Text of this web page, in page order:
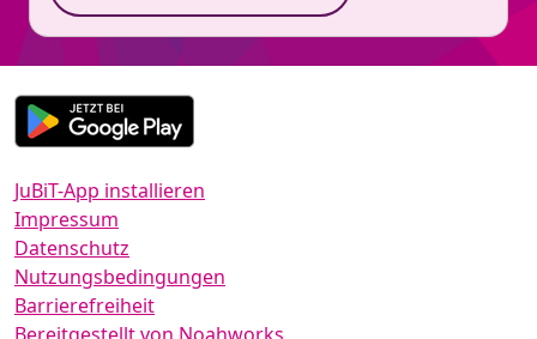
JuBiT-App installieren
Impressum
Datenschutz
Nutzungsbedingungen
Barrierefreiheit